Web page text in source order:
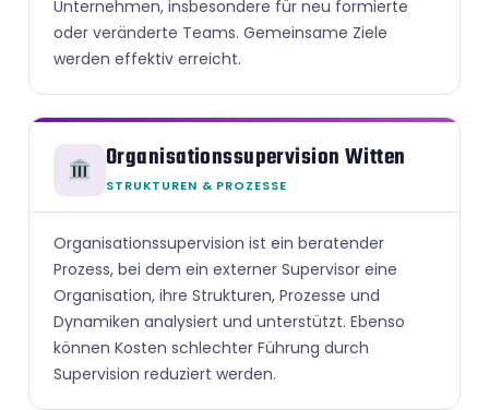
Unternehmen, insbesondere für neu formierte
oder veränderte Teams. Gemeinsame Ziele
werden effektiv erreicht.
Organisationssupervision Witten
STRUKTUREN & PROZESSE
Organisationssupervision ist ein beratender
Prozess, bei dem ein externer Supervisor eine
Organisation, ihre Strukturen, Prozesse und
Dynamiken analysiert und unterstützt. Ebenso
können Kosten schlechter Führung durch
Supervision reduziert werden.